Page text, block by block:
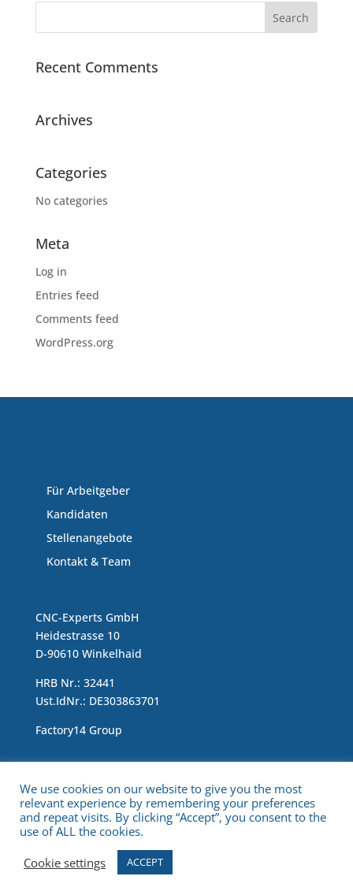
Recent Comments
Archives
Categories
No categories
Meta
Log in
Entries feed
Comments feed
WordPress.org
Für Arbeitgeber
Kandidaten
Stellenangebote
Kontakt & Team
CNC-Experts GmbH
Heidestrasse 10
D-90610 Winkelhaid
HRB Nr.: 32441
Ust.IdNr.: DE303863701
Factory14 Group
Impressum & Data Protection Statement
Copyright © 2021 CNC Experts. All Rights Reserved.
We use cookies on our website to give you the most
relevant experience by remembering your preferences
and repeat visits. By clicking “Accept”, you consent to the
use of ALL the cookies.
Cookie settings
ACCEPT